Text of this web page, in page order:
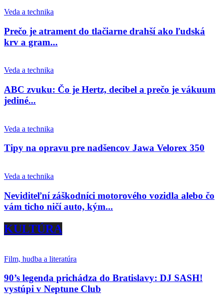
Veda a technika
Prečo je atrament do tlačiarne drahší ako ľudská
krv a gram...
Veda a technika
ABC zvuku: Čo je Hertz, decibel a prečo je vákuum
jediné...
Veda a technika
Tipy na opravu pre nadšencov Jawa Velorex 350
Veda a technika
Neviditeľní záškodníci motorového vozidla alebo čo
vám ticho ničí auto, kým...
KULTÚRA
Film, hudba a literatúra
90’s legenda prichádza do Bratislavy: DJ SASH!
vystúpi v Neptune Club